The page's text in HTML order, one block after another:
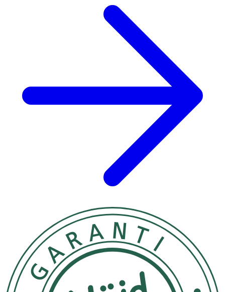
50 µg
250 mg
Innehåll
Kalciumkarbonat, Järnfumarat, Vegetabiliska fetter (från
raps, fullhärdat), Zinksulfat, Klumpförebyggande medel
(Kiseldioxid, Polyvinylpyrrolidon, Talk, Magnesiumsalter
av fettsyror), Fyllnadsmedel (Mikrokristallin cellulosa),
Ytbehandlingsmedel (Hydroxipropylmetylcellulosa,
Hydroxipropylcellulosa), Stärkelse, Riboflavin (Vitamin
B2), Medellånga triglycerider (kokosnötsolja),
Natriumselenit, Cyanokobalamin (Vitamin B12).